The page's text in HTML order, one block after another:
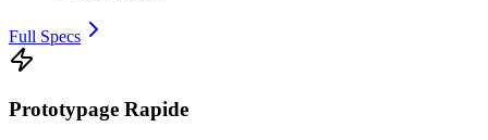
Full Specs
Prototypage Rapide